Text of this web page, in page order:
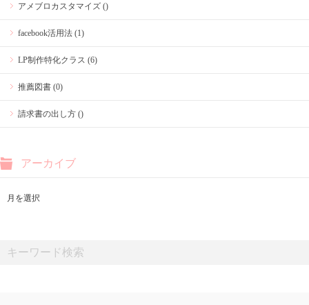
アメブロカスタマイズ ()
facebook活用法 (1)
LP制作特化クラス (6)
推薦図書 (0)
請求書の出し方 ()
アーカイブ